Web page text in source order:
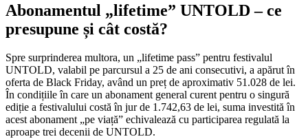
Abonamentul „lifetime” UNTOLD – ce
presupune și cât costă?
Spre surprinderea multora, un „lifetime pass” pentru festivalul
UNTOLD, valabil pe parcursul a 25 de ani consecutivi, a apărut în
oferta de Black Friday, având un preț de aproximativ 51.028 de lei.
În condițiile în care un abonament general curent pentru o singură
ediție a festivalului costă în jur de 1.742,63 de lei, suma investită în
acest abonament „pe viață” echivalează cu participarea regulată la
aproape trei decenii de UNTOLD.